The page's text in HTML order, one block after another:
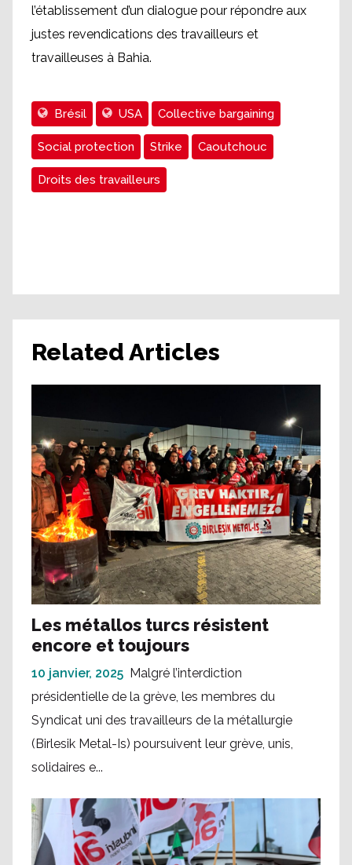
l’établissement d’un dialogue pour répondre aux
justes revendications des travailleurs et
travailleuses à Bahia.
Brésil USA Collective bargaining
Social protection Strike Caoutchouc
Droits des travailleurs
Related Articles
Les métallos turcs résistent
encore et toujours
10 janvier, 2025 Malgré l’interdiction
présidentielle de la grève, les membres du
Syndicat uni des travailleurs de la métallurgie
(Birlesik Metal-Is) poursuivent leur grève, unis,
solidaires e...